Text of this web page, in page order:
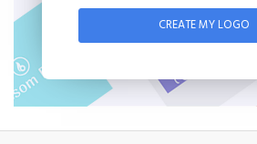
CREATE MY LOGO